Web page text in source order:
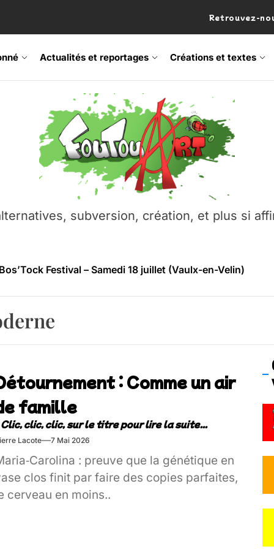
Retrouvez-
Actualités et reportages Créations et textes
subversion, création, et plus si
Festival – Samedi 18 juillet (Vaulx-en-Velin)
– Ŝtono, un livre réalisé par Michaël Moretti & Pierre
contre l’A412 à l’Établi (Haute-Savoie)
Fripon – vernissage 21 mai (Lyon)
Festival – Samedi 18 juillet (Vaulx-en-Velin)
: Comme un air
famille
Lacote 7 Mai 2026
: preuve que la génétique en
clos finit par faire des copies parfaites,
cerveau en moins..